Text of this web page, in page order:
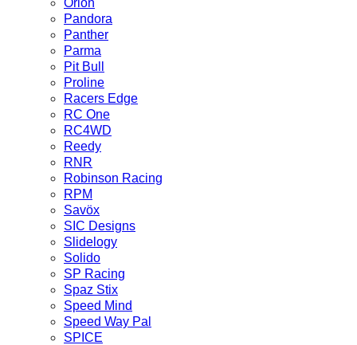
Orion
Pandora
Panther
Parma
Pit Bull
Proline
Racers Edge
RC One
RC4WD
Reedy
RNR
Robinson Racing
RPM
Savöx
SIC Designs
Slidelogy
Solido
SP Racing
Spaz Stix
Speed Mind
Speed Way Pal
SPICE